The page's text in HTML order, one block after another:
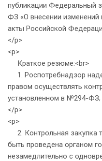
публикации Федеральный
ФЗ «О внесении изменений
акты Российской
</p>
<p>
Краткое резюме:<br>
1. Роспотребнадзор
правом осуществлять
установленном в №294-ФЗ;
</p>
<p>
2. Контрольная закупка
быть проведена органом
незамедлительно с